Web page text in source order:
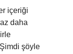
içeriği
daha
Şimdi şöyle